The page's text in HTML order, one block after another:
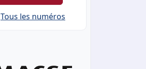
Tous les numéros